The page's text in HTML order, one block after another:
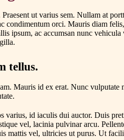
ut varius sem. Nullam at
condimentum orci. Mauris diam
ipsum, ac accumsan nunc
tellus.
Mauris id ex erat. Nunc
id iaculis dui auctor. Duis
vel, lacinia pulvinar arcu.
mattis vel, ultricies ut purus. Ut